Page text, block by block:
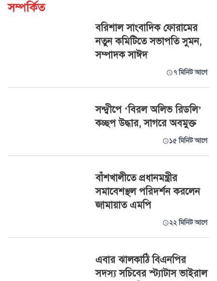
সম্পর্কিত
বরিশাল সাংবাদিক ফোরামের
নতুন কমিটিতে সভাপতি সুমন,
সম্পাদক সাঈদ
৭ মিনিট আগে
সন্দ্বীপে ‘বিরল অলিভ রিডলি’
কচ্ছপ উদ্ধার, সাগরে অবমুক্ত
১৫ মিনিট আগে
বাঁশখালীতে প্রধানমন্ত্রীর
সমাবেশস্থল পরিদর্শন করলেন
জামায়াত এমপি
২২ মিনিট আগে
এবার ঝালকাঠি বিএনপির
সদস্য সচিবের স্ট্যাটাস ভাইরাল